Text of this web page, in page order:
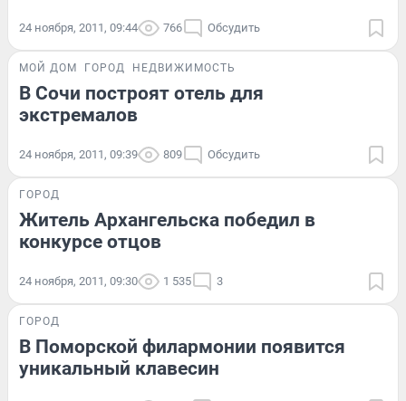
24 ноября, 2011, 09:44 766 Обсудить
МОЙ ДОМ ГОРОД НЕДВИЖИМОСТЬ
В Сочи построят отель для
экстремалов
24 ноября, 2011, 09:39 809 Обсудить
ГОРОД
Житель Архангельска победил в
конкурсе отцов
24 ноября, 2011, 09:30 1 535 3
ГОРОД
В Поморской филармонии появится
уникальный клавесин